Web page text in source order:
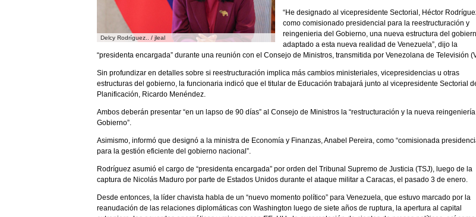
Delcy Rodríguez.. / jleal
“He designado al vicepresidente Sectorial, Héctor
como comisionado presidencial para la reestructuración y
reingenieria del Gobierno, una nueva estructura del
adaptado a esta nueva realidad de Venezuela”, dijo la
“presidenta encargada” durante una reunión con el Consejo de Ministros, transmitida por Venezolana de Televisión
Sin profundizar en detalles sobre si reestructuración implica más cambios ministeriales, vicepresidencias u otras
estructuras del gobierno, la funcionaria indicó que el titular de Educación trabajará junto al vicepresidente Sectorial
Planificación, Ricardo Menéndez.
Ambos deberán presentar “en un lapso de 90 días” al Consejo de Ministros la “restructuración y la nueva reingeniería
Gobierno”.
Asimismo, informó que designó a la ministra de Economía y Finanzas, Anabel Pereira, como “comisionada
para la gestión eficiente del gobierno nacional”.
Rodríguez asumió el cargo de “presidenta encargada” por orden del Tribunal Supremo de Justicia (TSJ), luego de la
captura de Nicolás Maduro por parte de Estados Unidos durante el ataque militar a Caracas, el pasado 3 de enero.
Desde entonces, la líder chavista habla de un “nuevo momento político” para Venezuela, que estuvo marcado por la
reanudación de las relaciones diplomáticas con Washington luego de siete años de ruptura, la apertura al capital